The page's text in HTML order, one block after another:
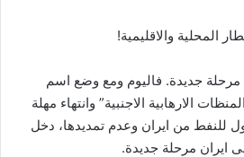
المحلية والاقليمية!
مرحلة جديدة. فاليوم ومع وضع اسم
الارهابية الاجنبية” وانتهاء مهلة
للنفط من ايران وعدم تمديدها، دخل
ايران مرحلة جديدة.